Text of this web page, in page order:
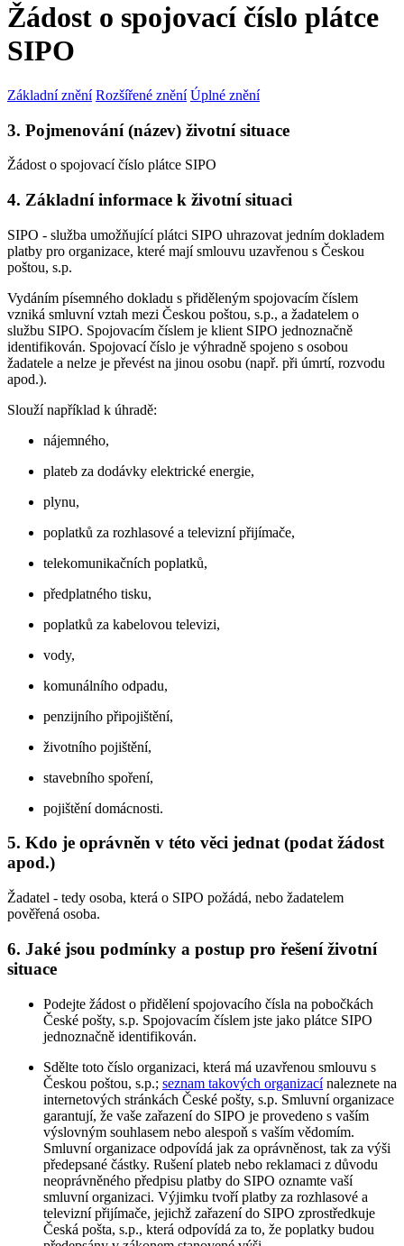
Žádost o spojovací číslo plátce
SIPO
Základní znění Rozšířené znění Úplné znění
3. Pojmenování (název) životní situace
Žádost o spojovací číslo plátce SIPO
4. Základní informace k životní situaci
SIPO - služba umožňující plátci SIPO uhrazovat jedním dokladem
platby pro organizace, které mají smlouvu uzavřenou s Českou
poštou, s.p.
Vydáním písemného dokladu s přiděleným spojovacím číslem
vzniká smluvní vztah mezi Českou poštou, s.p., a žadatelem o
službu SIPO. Spojovacím číslem je klient SIPO jednoznačně
identifikován. Spojovací číslo je výhradně spojeno s osobou
žadatele a nelze je převést na jinou osobu (např. při úmrtí, rozvodu
apod.).
Slouží například k úhradě:
nájemného,
plateb za dodávky elektrické energie,
plynu,
poplatků za rozhlasové a televizní přijímače,
telekomunikačních poplatků,
předplatného tisku,
poplatků za kabelovou televizi,
vody,
komunálního odpadu,
penzijního připojištění,
životního pojištění,
stavebního spoření,
pojištění domácnosti.
5. Kdo je oprávněn v této věci jednat (podat žádost
apod.)
Žadatel - tedy osoba, která o SIPO požádá, nebo žadatelem
pověřená osoba.
6. Jaké jsou podmínky a postup pro řešení životní
situace
Podejte žádost o přidělení spojovacího čísla na pobočkách
České pošty, s.p. Spojovacím číslem jste jako plátce SIPO
jednoznačně identifikován.
Sdělte toto číslo organizaci, která má uzavřenou smlouvu s
Českou poštou, s.p.; seznam takových organizacínaleznete na
internetových stránkách České pošty, s.p. Smluvní organizace
garantují, že vaše zařazení do SIPO je provedeno s vaším
výslovným souhlasem nebo alespoň s vaším vědomím.
Smluvní organizace odpovídá jak za oprávněnost, tak za výši
předepsané částky. Rušení plateb nebo reklamaci z důvodu
neoprávněného předpisu platby do SIPO oznamte vaší
smluvní organizaci. Výjimku tvoří platby za rozhlasové a
televizní přijímače, jejichž zařazení do SIPO zprostředkuje
Česká pošta, s.p., která odpovídá za to, že poplatky budou